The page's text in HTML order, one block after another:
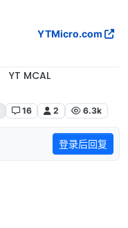
YTMicro.com
YT MCAL
16 2 6.3k
登录后回复